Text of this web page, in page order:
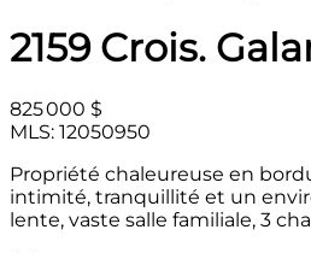
2159 Crois.
825 000 $
MLS: 12050950
Propriété chaleureuse en
intimité, tranquillité et un
lente, vaste salle familiale, 3